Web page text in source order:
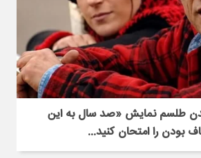
طلسم نمایش «صد سال به این
بودن را امتحان کنید...